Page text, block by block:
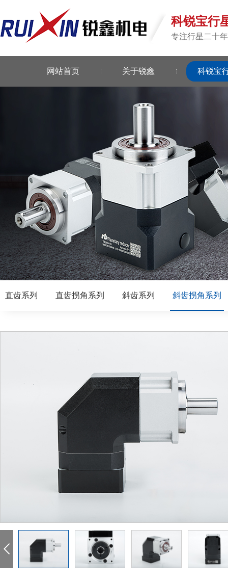
科锐宝行
专注行星二十
网站首页 关于锐鑫 科锐宝
直齿系列 直齿拐角系列 斜齿系列 斜齿拐角系列